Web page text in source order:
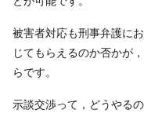
被害者対応も刑事弁護に
じてもらえるのか否かが
らです。
示談交渉って，どう